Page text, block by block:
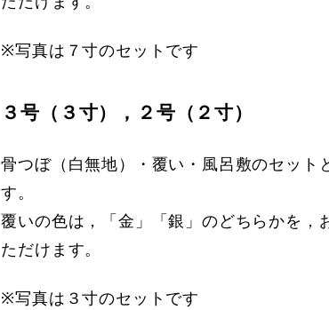
※写真は７寸のセットです
３号（３寸），２号（２寸）
骨つぼ（白無地）・覆い・風呂敷のセット
す。
覆いの色は，「金」「銀」のどちらかを，
ただけます。
※写真は３寸のセットです